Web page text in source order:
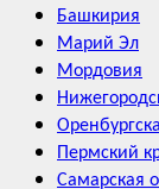
Башкирия
Марий Эл
Мордовия
Пермский
Самарская